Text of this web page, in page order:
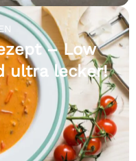
– Low
ultra lecker!